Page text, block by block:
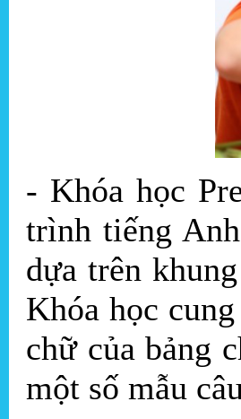
- Khóa học
trình tiếng
dựa trên
Khóa học
chữ của bảng
một số mẫu